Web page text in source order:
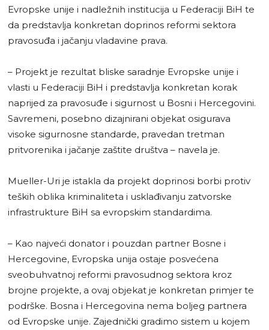
Evropske unije i nadležnih institucija u Federaciji BiH te
da predstavlja konkretan doprinos reformi sektora
pravosuđa i jačanju vladavine prava.
– Projekt je rezultat bliske saradnje Evropske unije i
vlasti u Federaciji BiH i predstavlja konkretan korak
naprijed za pravosuđe i sigurnost u Bosni i Hercegovini.
Savremeni, posebno dizajnirani objekat osigurava
visoke sigurnosne standarde, pravedan tretman
pritvorenika i jačanje zaštite društva – navela je.
Mueller-Uri je istakla da projekt doprinosi borbi protiv
teških oblika kriminaliteta i usklađivanju zatvorske
infrastrukture BiH sa evropskim standardima.
– Kao najveći donator i pouzdan partner Bosne i
Hercegovine, Evropska unija ostaje posvećena
sveobuhvatnoj reformi pravosudnog sektora kroz
brojne projekte, a ovaj objekat je konkretan primjer te
podrške. Bosna i Hercegovina nema boljeg partnera
od Evropske unije. Zajednički gradimo sistem u kojem